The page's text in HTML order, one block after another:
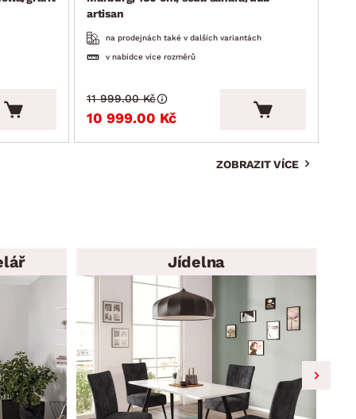
artisan
na prodejnách také v dalších variantách
v nabídce více rozměrů
10 999.00 Kč
11 999.00 Kč
ZOBRAZIT VÍCE
Jídelna